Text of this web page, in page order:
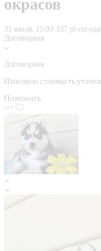
окрасов
31 июля, 15:03 337 (0
Договорная
Договорная
Итоговую стоимость
Позвонить